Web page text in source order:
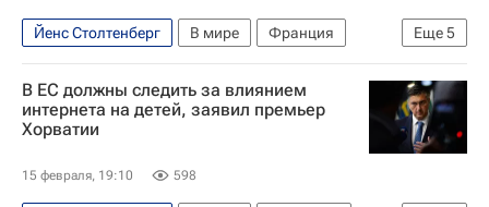
Еще5
Йенс Столтенберг В мире
Франция
США
Россия
Эммануэль Макрон
Ангела Меркель
НАТО
В ЕС должны следить за влиянием
интернета на детей, заявил премьер
Хорватии
15 февраля, 19:10 598